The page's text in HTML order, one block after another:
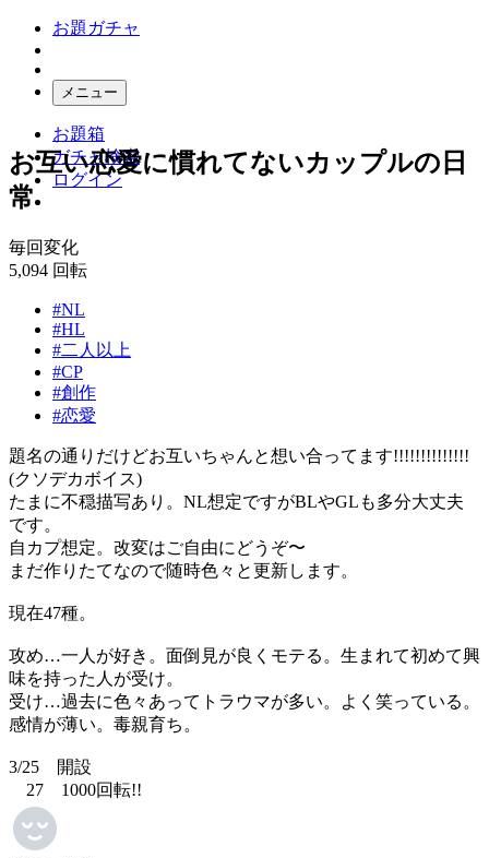
お題ガチャ
メニュー
お題箱
ガチャ検索
ログイン
お互い恋愛に慣れてないカップルの日
常
毎回変化
5,094 回転
#NL
#HL
#二人以上
#CP
#創作
#恋愛
題名の通りだけどお互いちゃんと想い合ってます!!!!!!!!!!!!!!
(クソデカボイス)
たまに不穏描写あり。NL想定ですがBLやGLも多分大丈夫
です。
自カプ想定。改変はご自由にどうぞ〜
まだ作りたてなので随時色々と更新します。
現在47種。
攻め…一人が好き。面倒見が良くモテる。生まれて初めて興
味を持った人が受け。
受け…過去に色々あってトラウマが多い。よく笑っている。
感情が薄い。毒親育ち。
3/25 開設
27 1000回転!!